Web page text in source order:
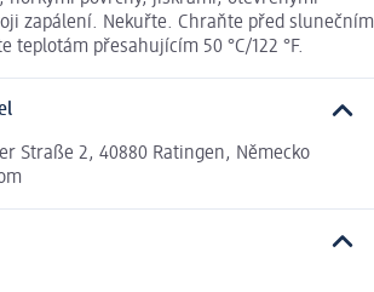
zapálení. Nekuřte. Chraňte před slunečním
teplotám přesahujícím 50 °C/122 °F.
Straße 2, 40880 Ratingen, Německo